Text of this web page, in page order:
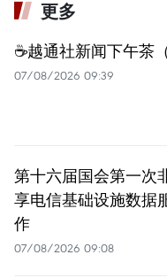
更多
☕️越通社新闻下午茶
07/08/2026 09:39
第十六届国会第一次
享电信基础设施数据
作
07/08/2026 09:08